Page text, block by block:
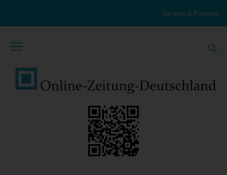
Service & Kontakt